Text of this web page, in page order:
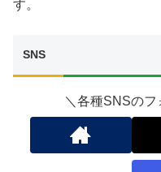
す。
SNS
＼各種SNSのフ